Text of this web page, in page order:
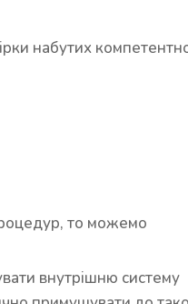
набутих
то можемо
внутрішню систему